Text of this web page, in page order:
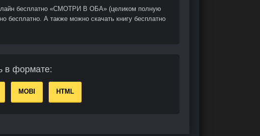
бесплатно «СМОТРИ В ОБА» (целиком полную
бесплатно. А также можно скачать книгу бесплатно
в формате:
MOBI HTML